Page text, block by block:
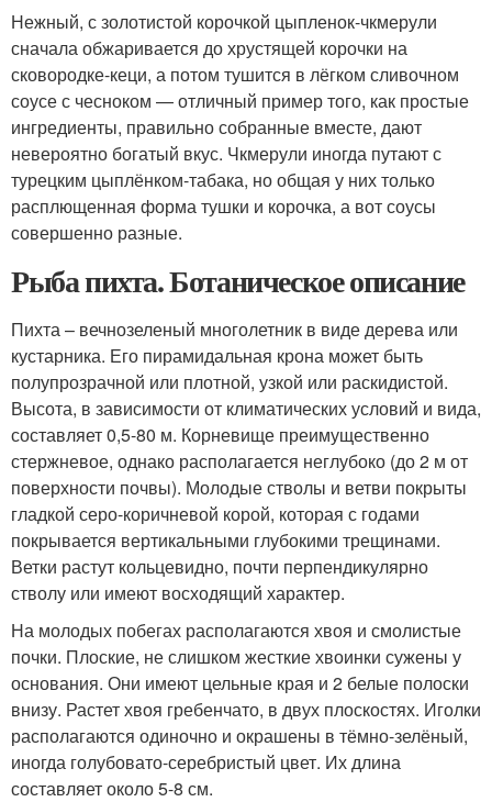
Нежный, с золотистой корочкой цыпленок-чкмерули
сначала обжаривается до хрустящей корочки на
сковородке-кеци, а потом тушится в лёгком сливочном
соусе с чесноком — отличный пример того, как простые
ингредиенты, правильно собранные вместе, дают
невероятно богатый вкус. Чкмерули иногда путают с
турецким цыплёнком-табака, но общая у них только
расплющенная форма тушки и корочка, а вот соусы
совершенно разные.
Рыба пихта. Ботаническое описание
Пихта – вечнозеленый многолетник в виде дерева или
кустарника. Его пирамидальная крона может быть
полупрозрачной или плотной, узкой или раскидистой.
Высота, в зависимости от климатических условий и вида,
составляет 0,5-80 м. Корневище преимущественно
стержневое, однако располагается неглубоко (до 2 м от
поверхности почвы). Молодые стволы и ветви покрыты
гладкой серо-коричневой корой, которая с годами
покрывается вертикальными глубокими трещинами.
Ветки растут кольцевидно, почти перпендикулярно
стволу или имеют восходящий характер.
На молодых побегах располагаются хвоя и смолистые
почки. Плоские, не слишком жесткие хвоинки сужены у
основания. Они имеют цельные края и 2 белые полоски
внизу. Растет хвоя гребенчато, в двух плоскостях. Иголки
располагаются одиночно и окрашены в тёмно-зелёный,
иногда голубовато-серебристый цвет. Их длина
составляет около 5-8 см.